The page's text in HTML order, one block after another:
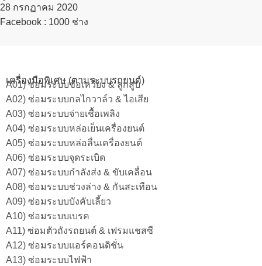
28 กรกฏาคม 2020​
Facebook : 1000 ช่าง
เครื่องมือพิเศษ (ตามระบบรถยนต์)
A01) ซ่อมระบบข้อเหวี่ยง & ลูกสูบ
A02) ซ่อมระบบกลไกวาล์ว & ไอเสีย
A03) ซ่อมระบบจ่ายเชื้อเพลิง
A04) ซ่อมระบบหล่อเย็นเครื่องยนต์
A05) ซ่อมระบบหล่อลื่นเครื่องยนต์
A06) ซ่อมระบบจุดระเบิด
A07) ซ่อมระบบกำลังส่ง & ขับเคลื่อน
A08) ซ่อมระบบช่วงล่าง & กันสะเทือน
A09) ซ่อมระบบบังคับเลี้ยว
A10) ซ่อมระบบเบรค
A11) ซ่อมตัวถังรถยนต์ & เฟรมแชสซี
A12) ซ่อมระบบแอร์คอนดิชั่น
A13) ซ่อมระบบไฟฟ้า